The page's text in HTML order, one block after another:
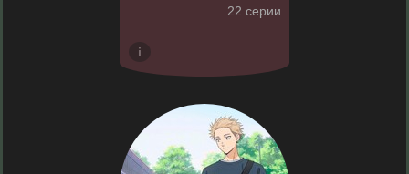
22 серии